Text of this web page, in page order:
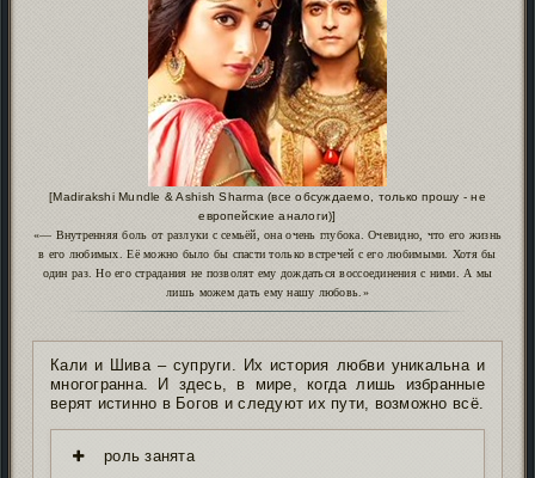
[Madirakshi Mundle & Ashish Sharma (все обсуждаемо, только прошу - не
европейские аналоги)]
«— Внутренняя боль от разлуки с семьёй, она очень глубока. Очевидно, что его жизнь
в его любимых. Её можно было бы спасти только встречей с его любимыми. Хотя бы
один раз. Но его страдания не позволят ему дождаться воссоединения с ними. А мы
лишь можем дать ему нашу любовь.»
Кали и Шива – супруги. Их история любви уникальна и
многогранна. И здесь, в мире, когда лишь избранные
верят истинно в Богов и следуют их пути, возможно всё.
роль занята